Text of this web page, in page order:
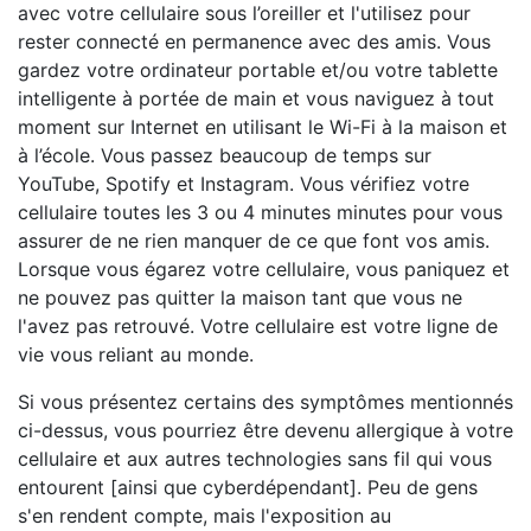
avec votre cellulaire sous l’oreiller et l'utilisez pour
rester connecté en permanence avec des amis. Vous
gardez votre ordinateur portable et/ou votre tablette
intelligente à portée de main et vous naviguez à tout
moment sur Internet en utilisant le Wi-Fi à la maison et
à l’école. Vous passez beaucoup de temps sur
YouTube, Spotify et Instagram. Vous vérifiez votre
cellulaire toutes les 3 ou 4 minutes minutes pour vous
assurer de ne rien manquer de ce que font vos amis.
Lorsque vous égarez votre cellulaire, vous paniquez et
ne pouvez pas quitter la maison tant que vous ne
l'avez pas retrouvé. Votre cellulaire est votre ligne de
vie vous reliant au monde.
Si vous présentez certains des symptômes mentionnés
ci-dessus, vous pourriez être devenu allergique à votre
cellulaire et aux autres technologies sans fil qui vous
entourent [ainsi que cyberdépendant]. Peu de gens
s'en rendent compte, mais l'exposition au